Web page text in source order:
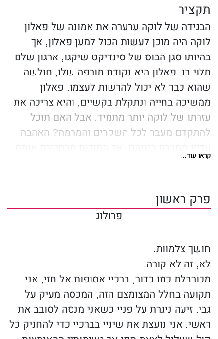
תקציר
הבגידה של לוקה ערערה את אמונה של פאלון
לוקה היה מוכן לעשות הכול למען פאלון, אך
בהיותו סגן הבוס של סינדיקט שיקגו, ארגון שלם
תלוי בו. פאלון היא נקודת תורפה שלו, חולשה
שהוא כבר לא יכול להרשות לעצמו. פאלון
ממשיכה בחייה ונתקלת בקשיים, והיא צריכה את
עזרתו של לוקה יותר מתמיד. אבל האם תוכל
להתקדם מעבר לכל השקרים והמרמה? האהבה
זה מזו. ליבו של לוקה שייך לפאלון למרות הכול –
האישה שהוא אוהב וגם להישאר נאמן לארגון
פשע שמתנהל מחוץ לחוק, על פי מערכת חוקים
משל עצמו? זו בחירה בלתי אפשרית, ומאחר
להיות עבור לוקה שאלה של חיים או מוות. ספר
מותח, רומנטי וסקסי, שנכתב בגוף ראשון מנקודת
מבט כפולה. לוקה – ספר שני בסדרה "סינדיקט
שיקגו".
קראו עוד...
פרק ראשון
פרולוג
חושך צלמוות.
לא, זה לא קורה.
מכורבלת כמו כדור, ברכיי אסופות אל חזי, אני
תקועה בחלל המצומצם הזה, המכסה מעיק על
גבי. זיעה ניגרת על פניי כשאני מנסה לסובב את
ראשי. אני נועצת את שיניי בברכיי כדי להחניק כל